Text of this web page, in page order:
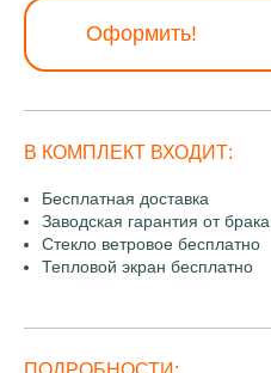
Оформить!
В КОМПЛЕКТ ВХОДИТ:
Бесплатная доставка
Заводская гарантия от
Стекло ветровое бесплатно
Тепловой экран бесплатно